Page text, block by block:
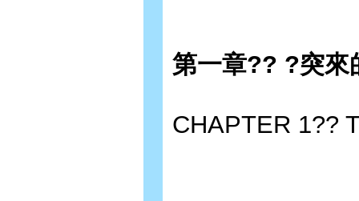
第一章?? ?突來
CHAPTER 1??